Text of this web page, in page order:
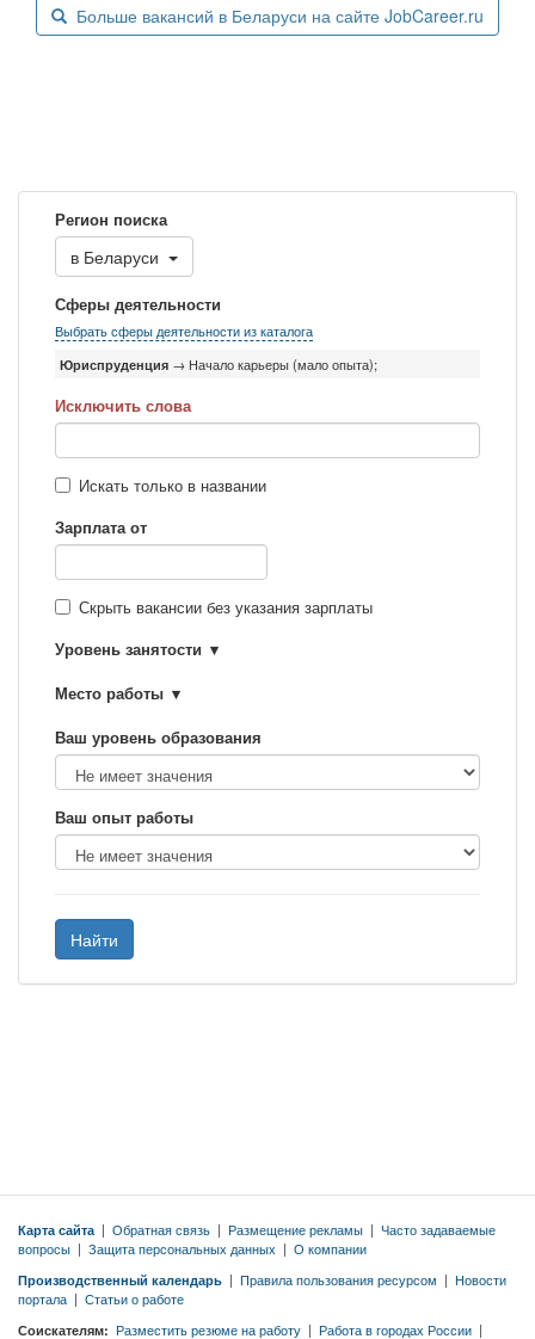
Больше вакансий в Беларуси на сайте JobCareer.ru
Регион поиска
в Беларуси
Сферы деятельности
Выбрать сферы деятельности из каталога
Юриспруденция → Начало карьеры (мало опыта);
Исключить слова
Искать только в названии
Зарплата от
Скрыть вакансии без указания зарплаты
Уровень занятости
Место работы
Ваш уровень образования
Ваш опыт работы
Найти
Карта сайта | Обратная связь | Размещение рекламы | Часто задаваемые
вопросы | Защита персональных данных | О компании
Производственный календарь | Правила пользования ресурсом | Новости
портала | Статьи о работе
Соискателям: Разместить резюме на работу | Работа в городах России |